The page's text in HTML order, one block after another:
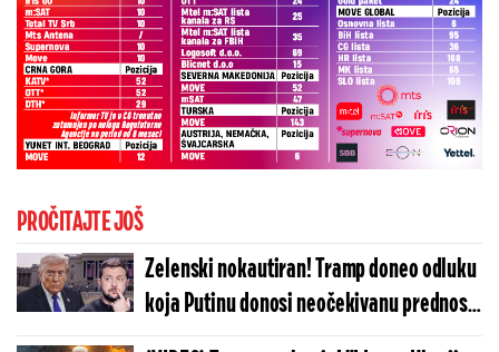
PROČITAJTE JOŠ
Zelenski nokautiran! Tramp doneo odluku
koja Putinu donosi neočekivanu prednost:
U Kijevu muk, dolaze najgora vremena